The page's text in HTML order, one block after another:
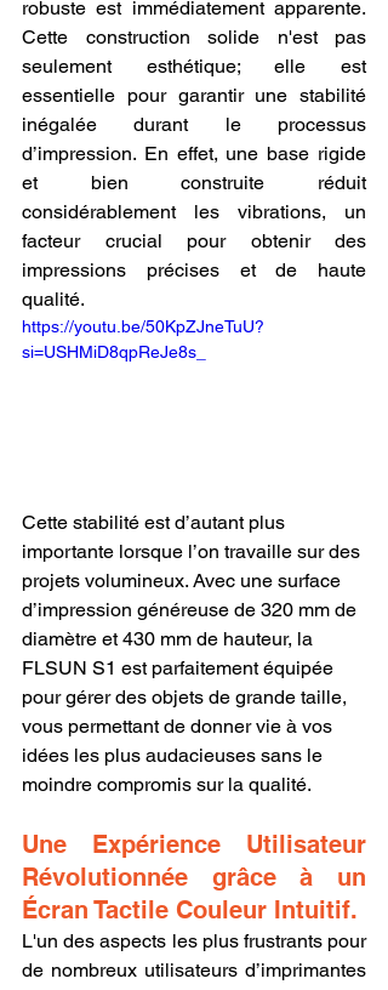
robuste est immédiatement apparente.
Cette construction solide n'est pas
seulement esthétique; elle est
essentielle pour garantir une stabilité
inégalée durant le processus
d’impression. En effet, une base rigide
et bien construite réduit
considérablement les vibrations, un
facteur crucial pour obtenir des
impressions précises et de haute
qualité.
https://youtu.be/50KpZJneTuU?
si=USHMiD8qpReJe8s_
Cette stabilité est d’autant plus
importante lorsque l’on travaille sur des
projets volumineux. Avec une surface
d’impression généreuse de 320 mm de
diamètre et 430 mm de hauteur, la
FLSUN S1 est parfaitement équipée
pour gérer des objets de grande taille,
vous permettant de donner vie à vos
idées les plus audacieuses sans le
moindre compromis sur la qualité.
Une Expérience Utilisateur
Révolutionnée grâce à un
Écran Tactile Couleur Intuitif.
L'un des aspects les plus frustrants pour
de nombreux utilisateurs d’imprimantes